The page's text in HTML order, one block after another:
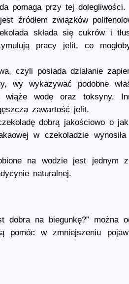
pomaga przy tej dolegliwości.
źródłem związków
składa się cukrów i
pracy jelit, co
czyli posiada działanie
wy wykazywać podobne
wodę oraz toksyny.
zawartość jelit.
dobrą jakościowo o
w czekoladzie
na wodzie jest jednym
naturalnej.
na biegunkę?” można
pomóc w zmniejszeniu